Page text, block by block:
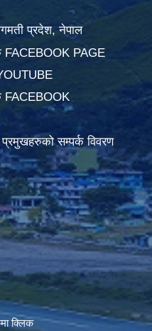
प्रदेश, नेपाल
FACEBOOK PAGE
FACEBOOK
प्रमुखहरुको सम्पर्क विवरण
क्लिक